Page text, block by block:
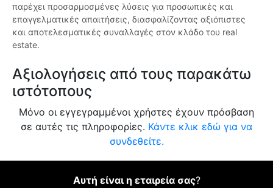
παρέχει προσαρμοσμένες λύσεις για προσωπικές και
επαγγελματικές απαιτήσεις, διασφαλίζοντας αξιόπιστες
και αποτελεσματικές συναλλαγές στον κλάδο του real
estate.
Αξιολογήσεις από τους παρακάτω
ιστότοπους
Μόνο οι εγγεγραμμένοι χρήστες έχουν πρόσβαση
σε αυτές τις πληροφορίες. Κάντε κλικ εδώ για να
συνδεθείτε.
Αυτή είναι η εταιρεία σας?